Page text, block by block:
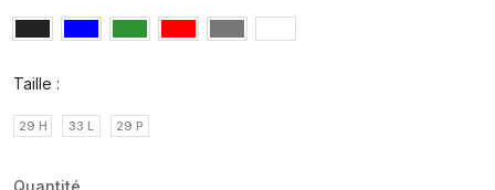
Taille :
29 H 33 L 29 P
Quantité